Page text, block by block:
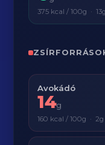
375 kcal / 100g ·
Avokádó
14g
160 kcal / 100g ·